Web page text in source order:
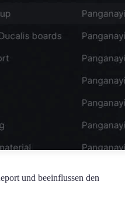
und beeinflussen den